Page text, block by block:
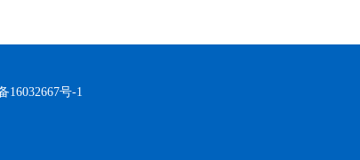
16032667号-1